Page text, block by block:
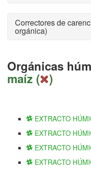
Correctores de
orgánica)
Orgánicas
maíz ( )
EXTRACTO
EXTRACTO
EXTRACTO
EXTRACTO